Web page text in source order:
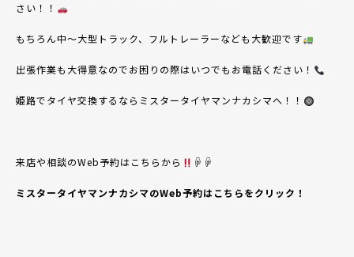
さい！！
もちろん中〜大型トラック、フルトレーラーなども大歓迎です
出張作業も大得意なのでお困りの際はいつでもお電話ください！
姫路でタイヤ交換するならミスタータイヤマンナカシマへ！！
来店や相談のWeb予約はこちらから ☟☟
ミスタータイヤマンナカシマのWeb予約はこちらをクリック！